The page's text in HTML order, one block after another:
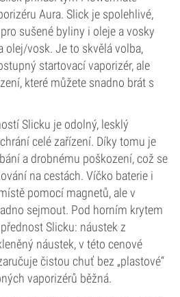
Aura. Slick je spolehlivé,
sušené byliny i oleje a vosky
olej/vosk. Je to skvělá volba,
startovací vaporizér, ale
které můžete snadno brát s
Slicku je odolný, lesklý
celé zařízení. Díky tomu je
a drobnému poškození, což se
na cestách. Víčko baterie i
pomocí magnetů, ale v
sejmout. Pod horním krytem
Slicku: náustek z
náustek, v této cenové
čistou chuť bez „plastové“
vaporizérů běžná.